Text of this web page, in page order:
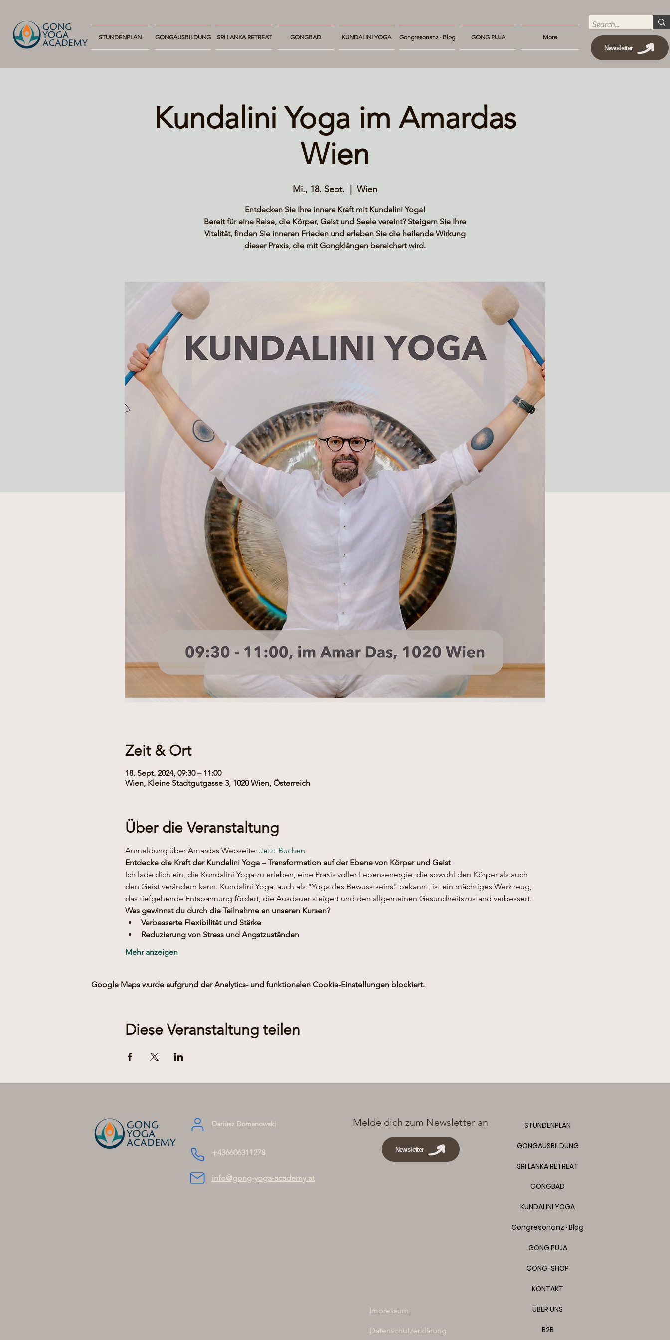
STUNDENPLAN GONGAUSBILDUNG SRI LANKA RETREAT GONGBAD KUNDALINI YOGA Gongresonanz · Blog GONG PUJA
More
Newsletter
Kundalini Yoga im Amardas
Wien
Mi., 18. Sept. Wien
Entdecken Sie Ihre innere Kraft mit Kundalini Yoga!
Bereit für eine Reise, die Körper, Geist und Seele vereint? Steigern Sie Ihre
Vitalität, finden Sie inneren Frieden und erleben Sie die heilende Wirkung
dieser Praxis, die mit Gongklängen bereichert wird.
Zeit & Ort
18. Sept. 2024, 09:30 – 11:00
Wien, Kleine Stadtgutgasse 3, 1020 Wien, Österreich
Über die Veranstaltung
Anmeldung über Amardas Webseite: Jetzt Buchen
Entdecke die Kraft der Kundalini Yoga – Transformation auf der Ebene von Körper und Geist
Ich lade dich ein, die Kundalini Yoga zu erleben, eine Praxis voller Lebensenergie, die sowohl den Körper als auch
den Geist verändern kann. Kundalini Yoga, auch als "Yoga des Bewusstseins" bekannt, ist ein mächtiges Werkzeug,
das tiefgehende Entspannung fördert, die Ausdauer steigert und den allgemeinen Gesundheitszustand verbessert.
Was gewinnst du durch die Teilnahme an unseren Kursen?
Verbesserte Flexibilität und Stärke
Reduzierung von Stress und Angstzuständen
Mehr anzeigen
Google Maps wurde aufgrund der Analytics- und funktionalen Cookie-Einstellungen blockiert.
Diese Veranstaltung teilen
Dariusz Domanowski
+436606311278
info@gong-yoga-academy.at
Melde dich zum Newsletter an
Newsletter
Impressum
Datenschutzerklärung
STUNDENPLAN
GONGAUSBILDUNG
SRI LANKA RETREAT
GONGBAD
KUNDALINI YOGA
Gongresonanz · Blog
GONG PUJA
GONG-SHOP
KONTAKT
ÜBER UNS
B2B